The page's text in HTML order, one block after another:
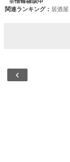
関連ランキング： 居酒屋
‹